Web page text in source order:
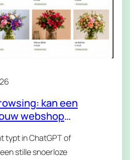
kan een
webshop
typt in ChatGPT of
stille snoerloze